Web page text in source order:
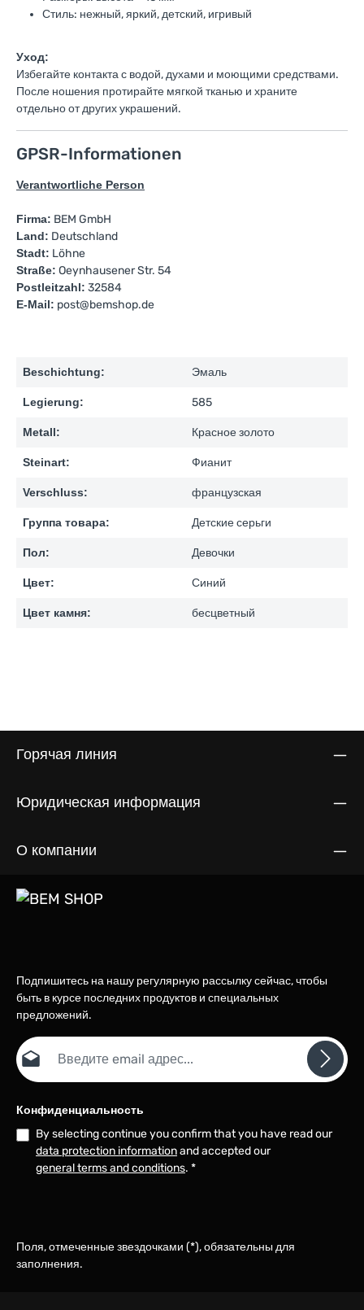
Стиль: нежный, яркий, детский, игривый
Уход:
Избегайте контакта с водой, духами и моющими средствами.
После ношения протирайте мягкой тканью и храните
отдельно от других украшений.
GPSR-Informationen
Verantwortliche Person
Firma: BEM GmbH
Land: Deutschland
Stadt: Löhne
Straße: Oeynhausener Str. 54
Postleitzahl: 32584
E-Mail: post@bemshop.de
Beschichtung: Эмаль
Legierung: 585
Metall: Красное золото
Steinart: Фианит
Verschluss: французская
Группа товара: Детские серьги
Пол: Девочки
Цвет: Синий
Цвет камня: бесцветный
Горячая линия
Юридическая информация
О компании
Подпишитесь на нашу регулярную рассылку сейчас, чтобы
быть в курсе последних продуктов и специальных
предложений.
Email адрес*
Конфиденциальность
By selecting continue you confirm that you have read our
data protection informationand accepted our
general terms and conditions. *
Поля, отмеченные звездочками (*), обязательны для
заполнения.